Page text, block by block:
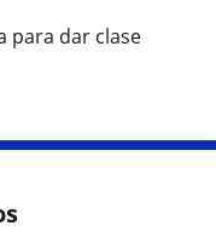
para dar clase